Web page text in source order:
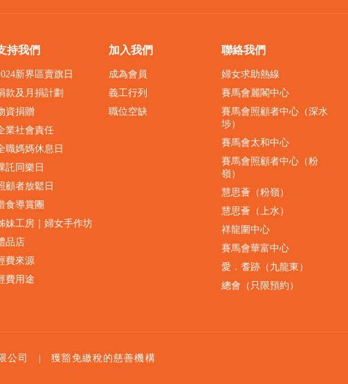
持我們
新界區賣旗日
款及月捐計劃
資捐贈
業社會責任
職媽媽休息日
託同樂日
顧者放鬆日
食導賞團
妹工房｜婦女手作坊
品店
費來源
費用途
加入我們
成為會員
義工行列
職位空缺
聯絡我們
婦女求助熱線
賽馬會麗閣中心
賽馬會照顧者中心（深水
埗）
賽馬會太和中心
賽馬會照顧者中心（粉
嶺）
慧思薈（粉嶺）
慧思薈（上水）
祥龍圍中心
賽馬會華富中心
愛．耆跡（九龍東）
總會（只限預約）
公司 獲豁免繳稅的慈善機構